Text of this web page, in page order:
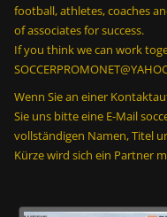
football, athletes, coaches
of associates for success.
If you think we can work
Wenn Sie an einer
Sie uns bitte eine E-Mail
vollständigen Namen, Titel
Kürze wird sich ein Partner